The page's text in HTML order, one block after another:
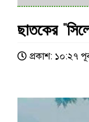
ছাতকের
প্রকাশ: ১০:২৭